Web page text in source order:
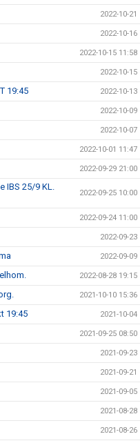
2022-10-21
2022-10-16
2022-10-15 11:58
2022-10-15
19:45 2022-10-13
2022-10-09
2022-10-07
2022-10-01 11:47
2022-09-29 21:00
IBS 25/9 KL.
2022-09-25 10:00
2022-09-24 11:00
2022-09-23
2022-09-09
2022-08-28 19:15
2021-10-10 15:36
19:45 2021-10-04
2021-09-25 08:50
2021-09-23
2021-09-21
2021-09-05
2021-08-28
2021-08-26